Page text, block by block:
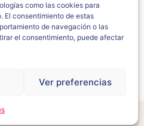
como las cookies para
El consentimiento de estas
de navegación o las
el consentimiento, puede afectar
Ver preferencias